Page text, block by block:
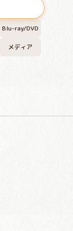
Blu-ray/DVD
メディア